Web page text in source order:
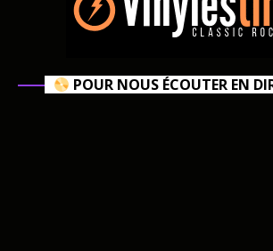
POUR NOUS ÉCOUTER EN